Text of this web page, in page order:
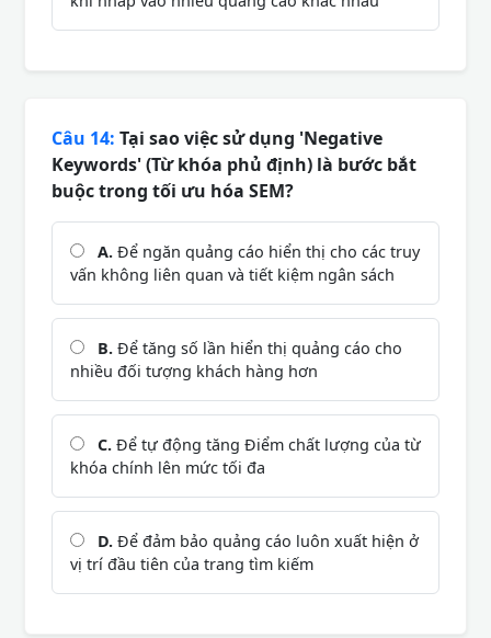
Câu 14: Tại sao việc sử dụng 'Negative
Keywords' (Từ khóa phủ định) là bước bắt
buộc trong tối ưu hóa SEM?
A. Để ngăn quảng cáo hiển thị cho các truy
vấn không liên quan và tiết kiệm ngân sách
B. Để tăng số lần hiển thị quảng cáo cho
nhiều đối tượng khách hàng hơn
C. Để tự động tăng Điểm chất lượng của từ
khóa chính lên mức tối đa
D. Để đảm bảo quảng cáo luôn xuất hiện ở
vị trí đầu tiên của trang tìm kiếm